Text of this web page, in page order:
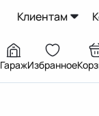
Клиентам
ГаражИзбранное